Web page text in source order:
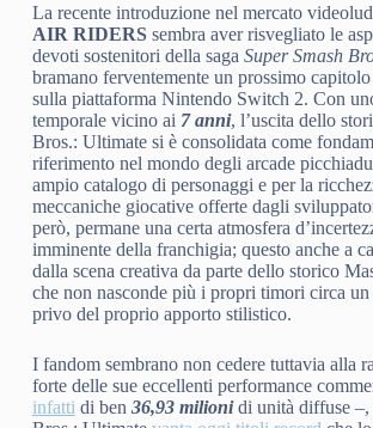
La recente introduzione nel mercato
AIR RIDERSsembra aver risvegliato le
devoti sostenitori della saga Super Smash
bramano ferventemente un prossimo capitolo
sulla piattaforma Nintendo Switch 2. Con
temporale vicino ai 7 anni, l’uscita dello
Bros.: Ultimate si è consolidata come
riferimento nel mondo degli arcade
ampio catalogo di personaggi e per la
meccaniche giocative offerte dagli
però, permane una certa atmosfera
imminente della franchigia; questo anche a
dalla scena creativa da parte dello storico
che non nasconde più i propri timori circa un
privo del proprio apporto stilistico.
I fandom sembrano non cedere tuttavia alla
forte delle sue eccellenti performance
infatti di ben 36,93 milionidi unità diffuse –,